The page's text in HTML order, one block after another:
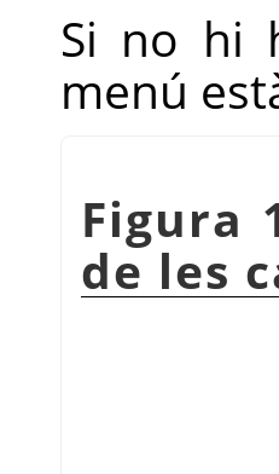
Si no hi
menú
Figura
de les